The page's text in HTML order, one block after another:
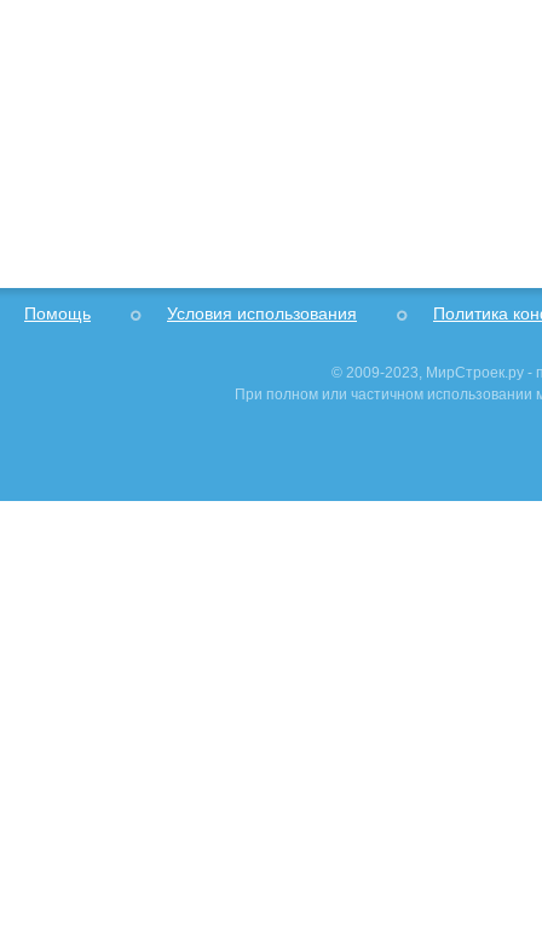
Помощь Условия использования Политика
© 2009-2023, МирСтроек.ру -
При полном или частичном использовании